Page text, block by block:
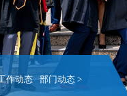
作动态 部门动态>